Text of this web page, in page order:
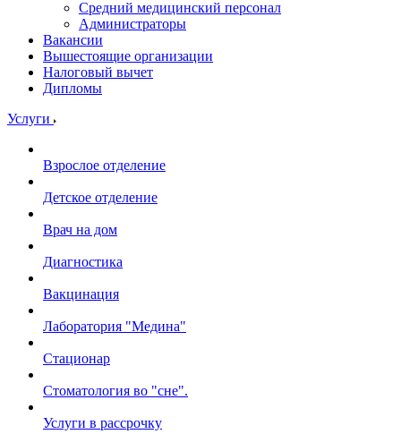
Средний медицинский персонал
Администраторы
Вакансии
Вышестоящие организации
Налоговый вычет
Дипломы
Услуги
Взрослое отделение
Детское отделение
Врач на дом
Диагностика
Вакцинация
Лаборатория "Медина"
Стационар
Стоматология во "сне".
Услуги в рассрочку